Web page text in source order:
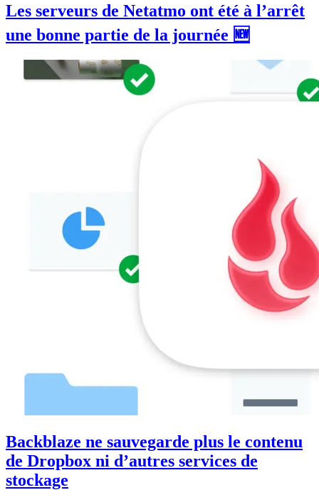
Les serveurs de Netatmo ont été à l’arrêt
une bonne partie de la journée 🆕
Backblaze ne sauvegarde plus le contenu
de Dropbox ni d’autres services de
stockage